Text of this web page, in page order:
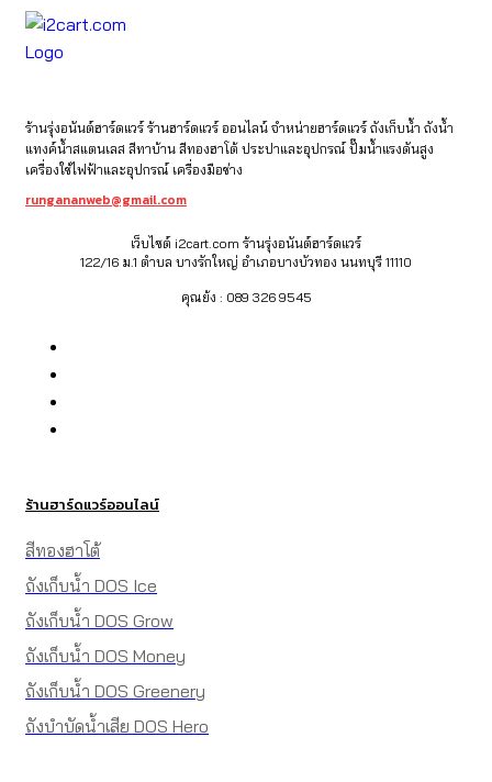
ร้านรุ่งอนันต์ฮาร์ดแวร์ ร้านฮาร์ดแวร์ ออนไลน์ จำหน่ายฮาร์ดแวร์ ถังเก็บน้ำ ถังน้ำ
แทงค์น้ำสแตนเลส สีทาบ้าน สีทองฮาโต้ ประปาและอุปกรณ์ ปั๊มน้ำแรงดันสูง
เครื่องใช้ไฟฟ้าและอุปกรณ์ เครื่องมือช่าง
rungananweb@gmail.com
เว็บไซต์ i2cart.com ร้านรุ่งอนันต์ฮาร์ดแวร์
122/16 ม.1 ตำบล บางรักใหญ่ อำเภอบางบัวทอง นนทบุรี 11110
คุณย้ง : 089 326 9545
ร้านฮาร์ดแวร์ออนไลน์
สีทองฮาโต้
ถังเก็บน้ำ DOS Ice
ถังเก็บน้ำ DOS Grow
ถังเก็บน้ำ DOS Money
ถังเก็บน้ำ DOS Greenery
ถังบำบัดน้ำเสีย DOS Hero